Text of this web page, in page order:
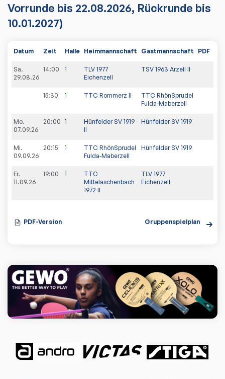
Vorrunde bis 22.08.2026, Rückrunde bis
10.01.2027)
Datum Zeit Halle Heimmannschaft Gastmannschaft PDF
Sa.
29.08.26
14:00 1
TLV 1977
Eichenzell
TSV 1963 Arzell II
15:30 1 TTC Rommerz II
TTC RhönSprudel
Fulda-Maberzell
Mo.
07.09.26
20:00 1
Hünfelder SV 1919
II
Hünfelder SV 1919
Mi.
09.09.26
20:15 1
TTC RhönSprudel
Fulda-Maberzell
Hünfelder SV 1919
Fr.
11.09.26
19:00 1
TTC
Mittelaschenbach
1972 II
TLV 1977
Eichenzell
PDF-Version Gruppenspielplan